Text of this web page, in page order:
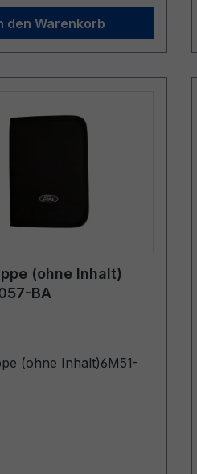
den Warenkorb
(ohne Inhalt)
BA
(ohne Inhalt)6M51-